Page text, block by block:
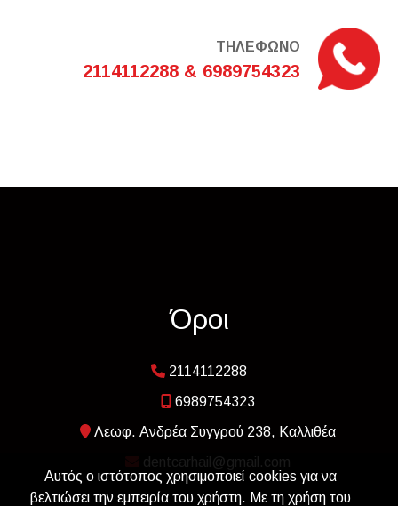
ΤΗΛΕΦΩΝΟ
2114112288 & 6989754323
Όροι
2114112288
6989754323
Λεωφ. Ανδρέα Συγγρού 238, Καλλιθέα
dentcarhail@gmail.com
Αυτός ο ιστότοπος χρησιμοποιεί cookies για να
βελτιώσει την εμπειρία του χρήστη. Με τη χρήση του